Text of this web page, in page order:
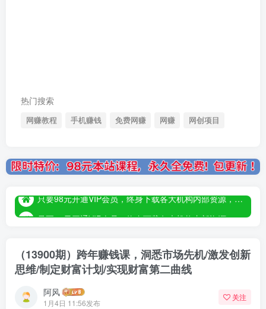
热门搜索
网赚教程 手机赚钱 免费网赚 网赚 网创项目
只要98元开通VIP会员，终身下载各大机构内部资源，一站式草根创业基地，最新最强网赚教程大全，小投入，大回报！
只要98元开通VIP会员，终身下载各大机构内部资源，一站式草根创业基地，最新最强网赚教程大全，小投入，大回报！
（13900期）跨年赚钱课，洞悉市场先机/激发创新
思维/制定财富计划/实现财富第二曲线
阿风
1月4日 11:56发布
关注